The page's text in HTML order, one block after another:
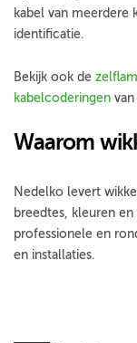
kabel van meerdere
identificatie.
Bekijk ook de
kabelcoderingen
Waarom
Nedelko levert
breedtes, kleuren
professionele en
en installaties.